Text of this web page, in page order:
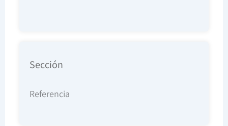
Sección
Referencia